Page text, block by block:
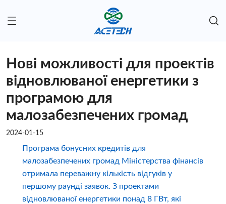
Нові можливості для проектів
відновлюваної енергетики з
програмою для
малозабезпечених громад
2024-01-15
Програма бонусних кредитів для
малозабезпечених громад Міністерства фінансів
отримала переважну кількість відгуків у
першому раунді заявок. З проектами
відновлюваної енергетики понад 8 ГВт, які